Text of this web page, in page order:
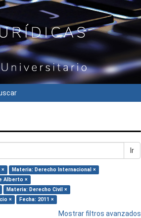
Ir
Materia: Derecho Internacional ×
Alberto ×
Materia: Derecho Civil ×
× Fecha: 2011 ×
Mostrar filtros avanzados